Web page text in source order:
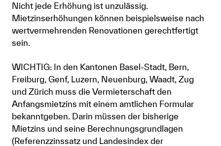
Nicht jede Erhöhung ist unzulässig.
Mietzinserhöhungen können beispielsweise nach
wertvermehrenden Renovationen gerechtfertigt
sein.
WICHTIG: In den Kantonen Basel-Stadt, Bern,
Freiburg, Genf, Luzern, Neuenburg, Waadt, Zug
und Zürich muss die Vermieterschaft den
Anfangsmietzins mit einem amtlichen Formular
bekanntgeben. Darin müssen der bisherige
Mietzins und seine Berechnungsgrundlagen
(Referenzzinssatz und Landesindex der